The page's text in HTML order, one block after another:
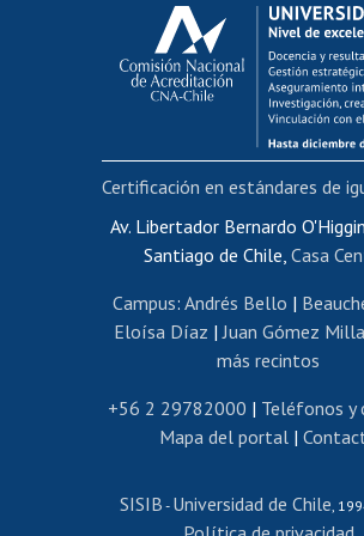
Postulación al AUCAI
Funcionarias/os
Cursos internos de
Bienestar del personal
Portal de movilidad
Certificado de renta
Certificado de renta
Editar páginas blancas
Extranjeras/os
Revalidación y reconocimiento
Postulación al Programa de Movilidad
Cursos de español
Av. Libertador Bernardo
Santiago de Chile, Casa
Campus: Andrés Bello |
Eloísa Díaz | Juan Gómez
más recintos
+56 2 29782000 | Teléfonos y
Mapa del portal|
SISIB - Universidad de Chile ,
Certificación en estándares de